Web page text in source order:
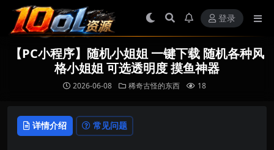
登录
【PC小程序】随机小姐姐 一键下载 随机各种风
格小姐姐 可选透明度 摸鱼神器
2026-06-08 稀奇古怪的东西 18
详情介绍 常见问题